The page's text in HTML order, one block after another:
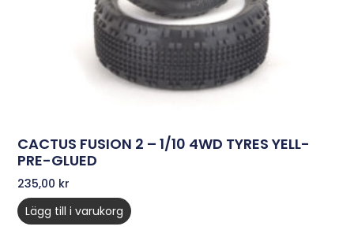
CACTUS FUSION 2 – 1/10 4WD TYRES YELL-
PRE-GLUED
235,00 kr
Lägg till i varukorg